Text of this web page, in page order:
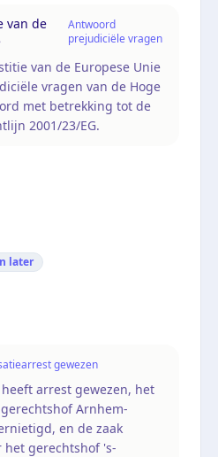
van de
Antwoord
prejudiciële vragen
van de Europese Unie
vragen van de Hoge
met betrekking tot de
2001/23/EG.
later
gewezen
heeft arrest gewezen, het
Arnhem-
en de zaak
het gerechtshof 's-